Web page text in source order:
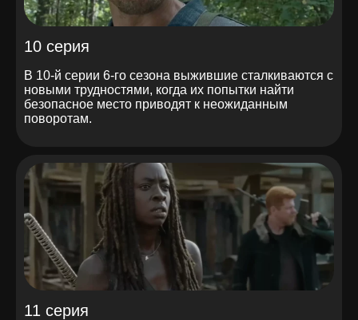
10 серия
В 10-й серии 6-го сезона выжившие сталкиваются с
новыми трудностями, когда их попытки найти
безопасное место приводят к неожиданным
поворотам.
11 серия